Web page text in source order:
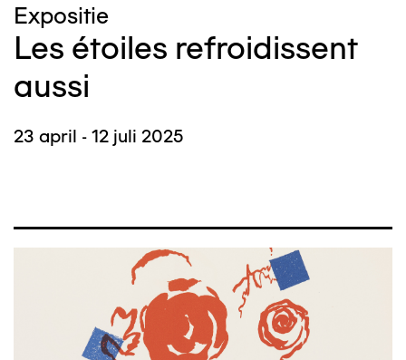
Expositie
Les étoiles refroidissent
aussi
23 april - 12 juli 2025